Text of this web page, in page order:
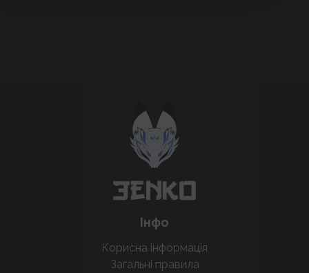
крутих нововведень
Підтримати проєкт
Інфо
Корисна інформація
Загальні правила